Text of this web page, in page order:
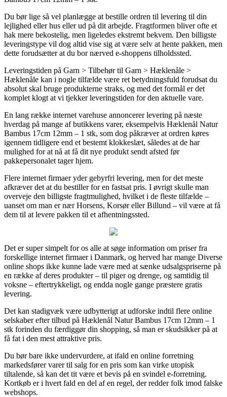
Du bør lige så vel planlægge at bestille ordren til levering til din
lejlighed eller hus eller ud på dit arbejde. Fragtformen bliver ofte et
hak mere bekostelig, men ligeledes ekstremt bekvem. Den billigste
leveringstype vil dog altid vise sig at være selv at hente pakken, men
dette forudsætter at du bor nærved e-shoppens tilholdssted.
Leveringstiden på Garn > Tilbehør til Garn > Hæklenåle >
Hæklenåle kan i nogle tilfælde være ret betydningsfuld forudsat du
absolut skal bruge produkterne straks, og med det formål er det
komplet klogt at vi tjekker leveringstiden for den aktuelle vare.
En lang række internet varehuse annoncerer levering på næste
hverdag på mange af butikkens varer, eksempelvis Hæklenål Natur
Bambus 17cm 12mm – 1 stk, som dog påkræver at ordren køres
igennem tidligere end et bestemt klokkeslæt, således at de har
mulighed for at nå at få dit nye produkt sendt afsted før
pakkepersonalet tager hjem.
Flere internet firmaer yder gebyrfri levering, men for det meste
afkræver det at du bestiller for en fastsat pris. I øvrigt skulle man
overveje den billigste fragtmulighed, hvilket i de fleste tilfælde –
uanset om man er nær Horsens, Korsør eller Billund – vil være at få
dem til at levere pakken til et afhentningssted.
Det er super simpelt for os alle at søge information om priser fra
forskellige internet firmaer i Danmark, og herved har mange Diverse
online shops ikke kunne lade være med at sænke udsalgspriserne på
en række af deres produkter – til piger og drenge, og samtidig til
voksne – eftertrykkeligt, og endda nogle gange præstere gratis
levering.
Det kan stadigvæk være udbytterigt at udforske indtil flere online
selskaber efter tilbud på Hæklenål Natur Bambus 17cm 12mm – 1
stk forinden du færdiggør din shopping, så man er skudsikker på at
få fat i den mest attraktive pris.
Du bør bare ikke undervurdere, at ifald en online forretning
markedsfører varer til salg for en pris som kan virke utopisk
tiltalende, så kan det tit være et bevis på en svindel e-forretning.
Kortkøb er i hvert fald en del af en regel, der redder folk imod falske
webshops.